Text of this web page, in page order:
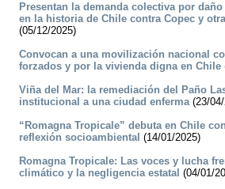
Presentan la demanda colectiva por
en la historia de Chile contra Copec y
(05/12/2025)
Convocan a una movilización nacional
forzados y por la vivienda digna en Chile
Viña del Mar: la remediación del Paño
institucional a una ciudad enferma(23/04/
“Romagna Tropicale” debuta en Chile
reflexión socioambiental (14/01/2025)
Romagna Tropicale: Las voces y lucha
climático y la negligencia estatal (04/01/